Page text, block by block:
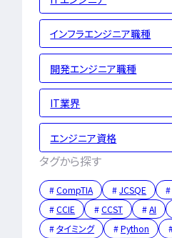
インフラエンジニア職種
開発エンジニア職種
IT業界
エンジニア資格
タグから探す
CompTIA JCSQE
CCIE
CCST AI
タイミング
Python